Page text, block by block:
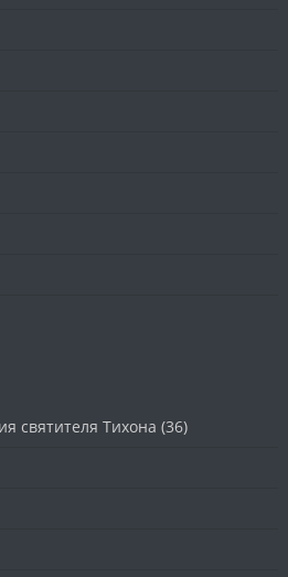
святителя Тихона (36)